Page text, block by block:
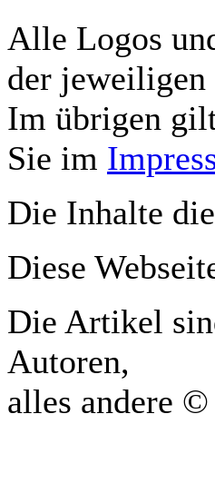
Alle Logos
der
Im übrigen
Sie im
Die Inhalte
Diese
Die Artikel
Autoren,
alles andere